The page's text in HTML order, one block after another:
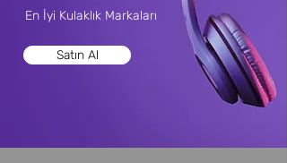
En İyi Kulaklık Markaları
Satın Al